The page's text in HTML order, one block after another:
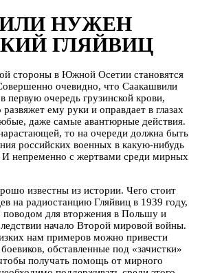
НУЖЕН
ГЛЯЙВИЦ
стороны в Южной Осетии становятся
очевидно, что Саакашвили
первую очередь грузинской крови,
развяжет ему руки и оправдает в глазах
даже самые авантюрные действия.
то на очереди должна быть
российских военных в какую-нибудь
непременно с жертвами среди мирных
известны из истории. Чего стоит
на радиостанцию Гляйвиц в 1939 году,
для вторжения в Польшу и
начало Второй мировой войны.
нам примеров можно привести
обставленные под «зачистки»
получать помощь от мирного